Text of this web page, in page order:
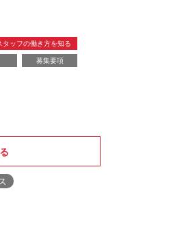
タッフの働き方を知る
募集要項